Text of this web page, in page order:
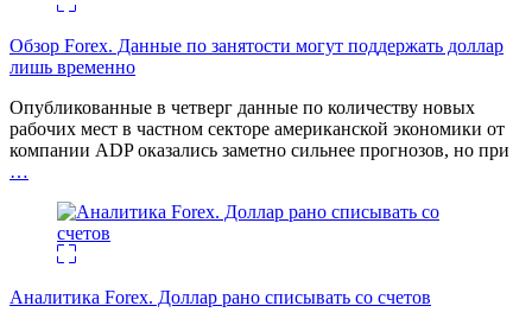
Обзор Forex. Данные по занятости могут поддержать доллар
лишь временно
Опубликованные в четверг данные по количеству новых
рабочих мест в частном секторе американской экономики от
компании ADP оказались заметно сильнее прогнозов, но при
…
Аналитика Forex. Доллар рано списывать со счетов